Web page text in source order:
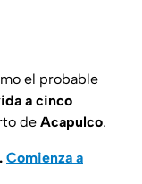
el probable
a cinco
de Acapulco.
Comienza a